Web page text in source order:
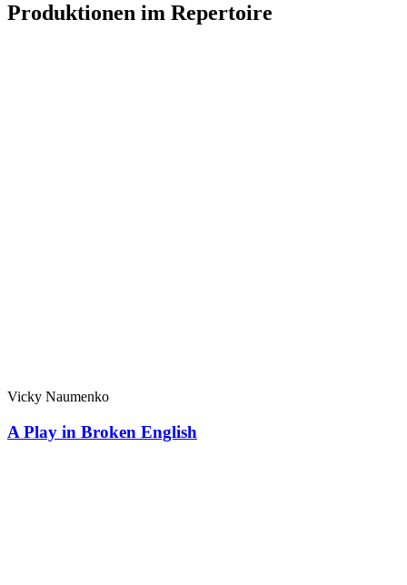
Produktionen im Repertoire
Vicky Naumenko
A Play in Broken English